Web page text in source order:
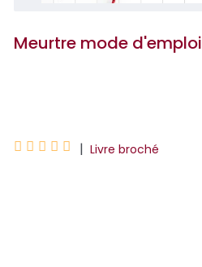
Meurtre mode d'emploi
     | Livre broché